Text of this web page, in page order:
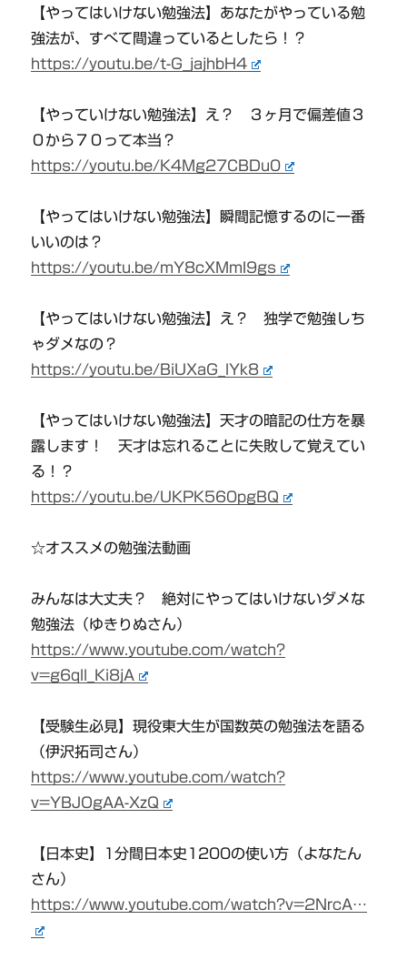
【やってはいけない勉強法】あなたがやっている勉
強法が、すべて間違っているとしたら！？
https://youtu.be/t-G_jajhbH4
【やっていけない勉強法】え？ ３ヶ月で偏差値３
０から７０って本当？
https://youtu.be/K4Mg27CBDu0
【やってはいけない勉強法】瞬間記憶するのに一番
いいのは？
https://youtu.be/mY8cXMmI9gs
【やってはいけない勉強法】え？ 独学で勉強しち
ゃダメなの？
https://youtu.be/BiUXaG_lYk8
【やってはいけない勉強法】天才の暗記の仕方を暴
露します！ 天才は忘れることに失敗して覚えてい
る！？
https://youtu.be/UKPK560pgBQ
☆オススメの勉強法動画
みんなは大丈夫？ 絶対にやってはいけないダメな
勉強法（ゆきりぬさん）
https://www.youtube.com/watch?
v=g6qll_Ki8jA
【受験生必見】現役東大生が国数英の勉強法を語る
（伊沢拓司さん）
https://www.youtube.com/watch?
v=YBJOgAA-XzQ
【日本史】1分間日本史1200の使い方（よなたん
さん）
https://www.youtube.com/watch?v=2NrcA…